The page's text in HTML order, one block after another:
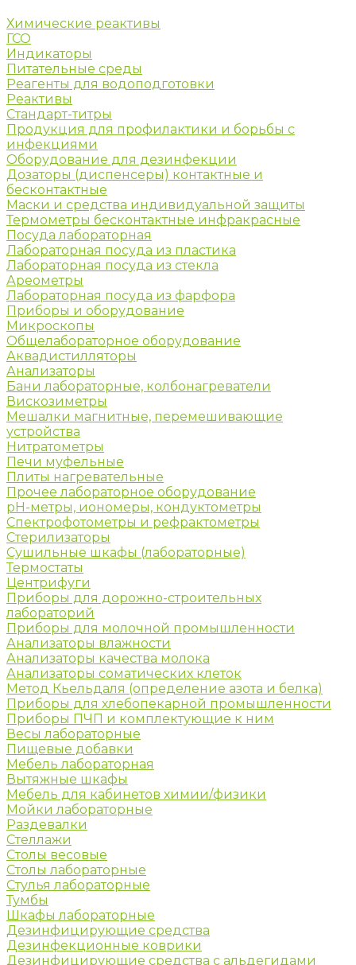
Химические реактивы
ГСО
Индикаторы
Питательные среды
Реагенты для водоподготовки
Реактивы
Стандарт-титры
Продукция для профилактики и борьбы с
инфекциями
Оборудование для дезинфекции
Дозаторы (диспенсеры) контактные и
бесконтактные
Маски и средства индивидуальной защиты
Термометры бесконтактные инфракрасные
Посуда лабораторная
Лабораторная посуда из пластика
Лабораторная посуда из стекла
Ареометры
Лабораторная посуда из фарфора
Приборы и оборудование
Микроскопы
Общелабораторное оборудование
Аквадистилляторы
Анализаторы
Бани лабораторные, колбонагреватели
Вискозиметры
Мешалки магнитные, перемешивающие
устройства
Нитратометры
Печи муфельные
Плиты нагревательные
Прочее лабораторное оборудование
рН-метры, иономеры, кондуктометры
Спектрофотометры и рефрактометры
Стерилизаторы
Сушильные шкафы (лабораторные)
Термостаты
Центрифуги
Приборы для дорожно-строительных
лабораторий
Приборы для молочной промышленности
Анализаторы влажности
Анализаторы качества молока
Анализаторы соматических клеток
Метод Кьельдаля (определение азота и белка)
Приборы для хлебопекарной промышленности
Приборы ПЧП и комплектующие к ним
Весы лабораторные
Пищевые добавки
Мебель лабораторная
Вытяжные шкафы
Мебель для кабинетов химии/физики
Мойки лабораторные
Раздевалки
Стеллажи
Столы весовые
Столы лабораторные
Стулья лабораторные
Тумбы
Шкафы лабораторные
Дезинфицирующие средства
Дезинфекционные коврики
Дезинфицирующие средства с альдегидами